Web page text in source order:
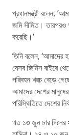
প্রধানমন্ত্রী বলেন,
জমি সীমিত। তারপরও
করেছি।’
তিনি বলেন,
যেসব জিনিস বাইরে
পরিবহন খরচ বেড়ে
আমাদের দেশের
পরিস্থিতিতে দেশের
গত ১৩ জুন চার দিনের